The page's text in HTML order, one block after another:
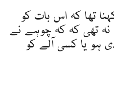
تھا کہ اس بات کو
نہ تھی کہ کہ چوہے نے
ہو یا کسی آلے کو